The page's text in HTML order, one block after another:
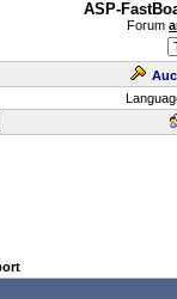
ASP-
Forum